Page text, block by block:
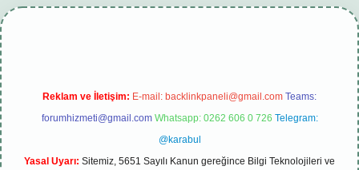
girişbetexper güncel
Reklam ve İletişim: E-mail: backlinkpaneli@gmail.com Teams:
forumhizmeti@gmail.com Whatsapp: 0262 606 0 726 Telegram:
@karabul
Yasal Uyarı: Sitemiz, 5651 Sayılı Kanun gereğince Bilgi Teknolojileri ve